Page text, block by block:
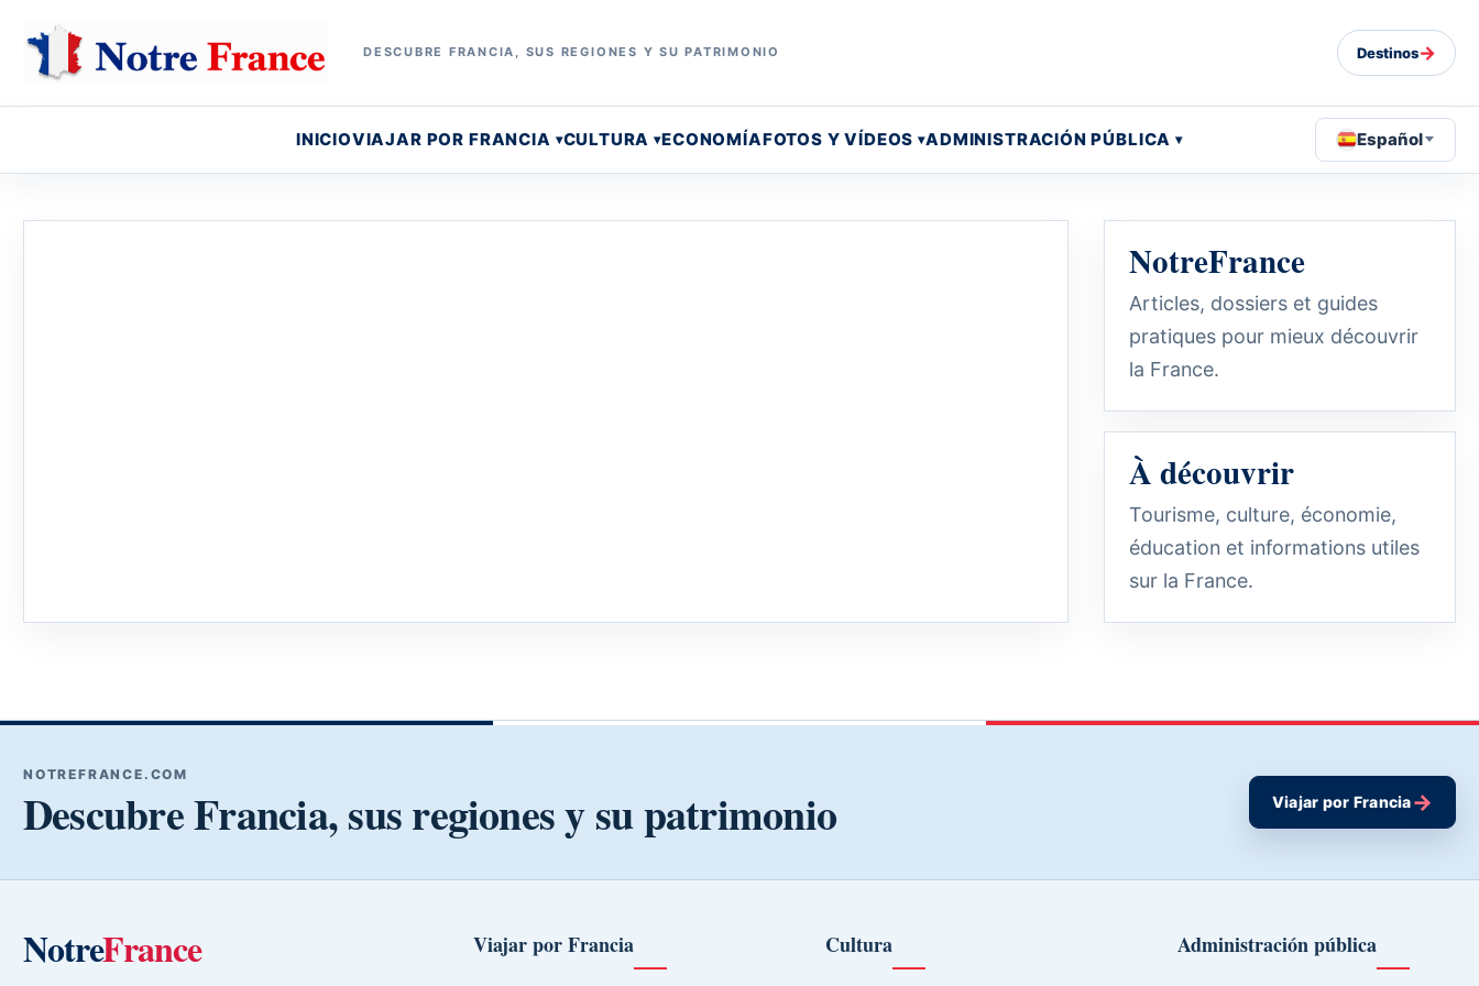
DESCUBRE FRANCIA, SUS REGIONES Y SU PATRIMONIO Destinos→
INICIOVIAJAR POR FRANCIA CULTURA ECONOMÍAFOTOS Y VÍDEOS ADMINISTRACIÓN PÚBLICA Español
NotreFrance
Articles, dossiers et guides
pratiques pour mieux découvrir
la France.
À découvrir
Tourisme, culture, économie,
éducation et informations utiles
sur la France.
NOTREFRANCE.COM
Descubre Francia, sus regiones y su patrimonio Viajar por Francia→
NotreFrance Viajar por Francia Cultura Administración pública